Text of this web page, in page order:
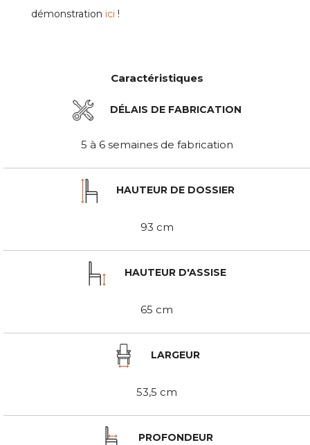
démonstration ici !
Caractéristiques
DÉLAIS DE FABRICATION
5 à 6 semaines de fabrication
HAUTEUR DE DOSSIER
93 cm
HAUTEUR D'ASSISE
65 cm
LARGEUR
53,5 cm
PROFONDEUR